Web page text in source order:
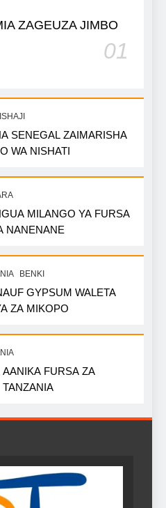
ZAGEUZA JIMBO
01
SENEGAL ZAIMARISHA
WA NISHATI
MILANGO YA FURSA
NA MAARIFA NANENANE
BENKI
GYPSUM WALETA
ZA MIKOPO
FURSA ZA